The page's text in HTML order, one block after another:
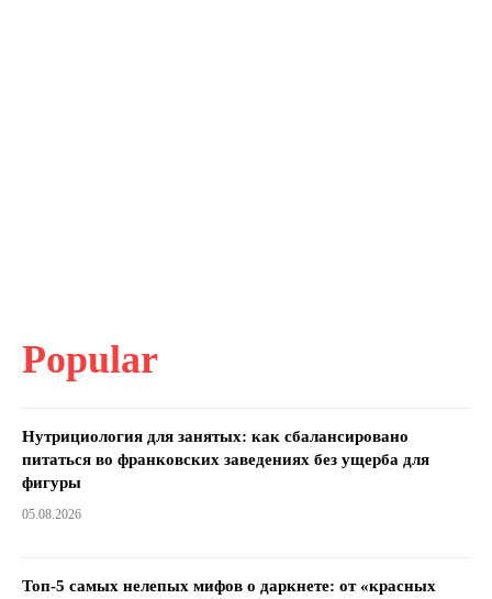
Popular
Нутрициология для занятых: как сбалансировано
питаться во франковских заведениях без ущерба для
фигуры
05.08.2026
Топ-5 самых нелепых мифов о даркнете: от «красных